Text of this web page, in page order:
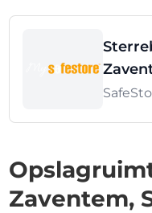
Zaventem,